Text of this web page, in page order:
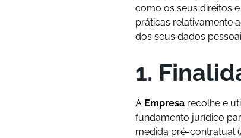
como os seus direitos
práticas relativamente
dos seus dados
1.
A Empresa recolhe e
fundamento jurídico
medida pré-contratual